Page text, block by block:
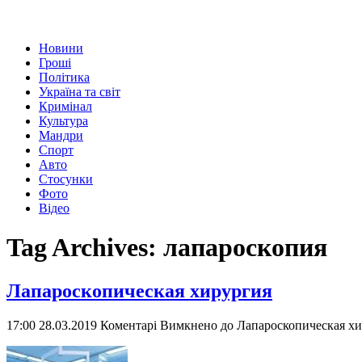
Новини
Гроші
Політика
Україна та світ
Кримінал
Культура
Мандри
Спорт
Авто
Стосунки
Фото
Відео
Tag Archives: лапароскопия
Лапароскопическая хирургия
17:00 28.03.2019 Коментарі Вимкнено до Лапароскопическая